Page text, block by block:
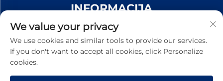
INFORMACIJA
Užsiregistruokite, kad gautumėte mūsų savaitinį
naujienlaiškį
We value your privacy
We use cookies and similar tools to provide our services.
If you don't want to accept all cookies, click Personalize
cookies.